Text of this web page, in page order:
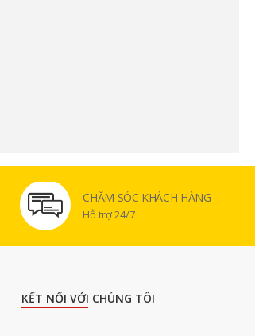
CHĂM SÓC KHÁCH HÀNG
Hỗ trợ 24/7
KẾT NỐI VỚI CHÚNG TÔI